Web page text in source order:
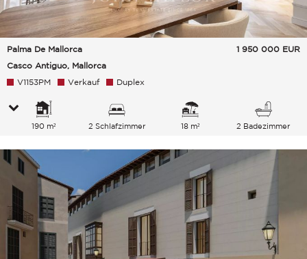
Palma De Mallorca
Casco Antiguo, Mallorca
1 950 000 EUR
V1153PM Verkauf Duplex
190 m² 2 Schlafzimmer 18 m² 2 Badezimmer